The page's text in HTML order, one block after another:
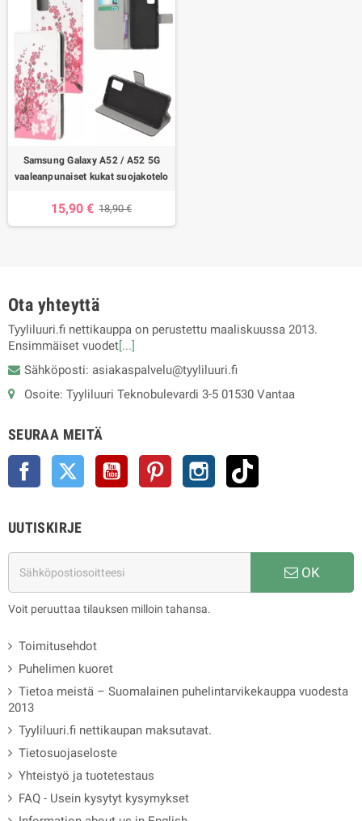
Samsung Galaxy A52 / A52 5G
vaaleanpunaiset kukat suojakotelo
15,90 € 18,90 €
Ota yhteyttä
Tyyliluuri.fi nettikauppa on perustettu maaliskuussa 2013.
Ensimmäiset vuodet[...]
Sähköposti: asiakaspalvelu@tyyliluuri.fi
Osoite: Tyyliluuri Teknobulevardi 3-5 01530 Vantaa
SEURAA MEITÄ
Facebook Twitter YouTube Pinterest Instagram
UUTISKIRJE
OK
Voit peruuttaa tilauksen milloin tahansa.
Toimitusehdot
Puhelimen kuoret
Tietoa meistä – Suomalainen puhelintarvikekauppa vuodesta
2013
Tyyliluuri.fi nettikaupan maksutavat.
Tietosuojaseloste
Yhteistyö ja tuotetestaus
FAQ - Usein kysytyt kysymykset